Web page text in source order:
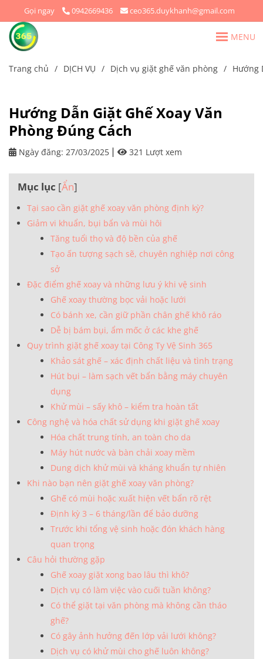
Gọi ngay 0942669436 ceo365.duykhanh@gmail.com
MENU
Trang chủ / DỊCH VỤ / Dịch vụ giặt ghế văn phòng / Hướng
Hướng Dẫn Giặt Ghế Xoay Văn
Phòng Đúng Cách
Ngày đăng: 27/03/2025 321 Lượt xem
Mục lục [Ẩn]
Tại sao cần giặt ghế xoay văn phòng định kỳ?
Giảm vi khuẩn, bụi bẩn và mùi hôi
Tăng tuổi thọ và độ bền của ghế
Tạo ấn tượng sạch sẽ, chuyên nghiệp nơi công
sở
Đặc điểm ghế xoay và những lưu ý khi vệ sinh
Ghế xoay thường bọc vải hoặc lưới
Có bánh xe, cần giữ phần chân ghế khô ráo
Dễ bị bám bụi, ẩm mốc ở các khe ghế
Quy trình giặt ghế xoay tại Công Ty Vệ Sinh 365
Khảo sát ghế – xác định chất liệu và tình trạng
Hút bụi – làm sạch vết bẩn bằng máy chuyên
dụng
Khử mùi – sấy khô – kiểm tra hoàn tất
Công nghệ và hóa chất sử dụng khi giặt ghế xoay
Hóa chất trung tính, an toàn cho da
Máy hút nước và bàn chải xoay mềm
Dung dịch khử mùi và kháng khuẩn tự nhiên
Khi nào bạn nên giặt ghế xoay văn phòng?
Ghế có mùi hoặc xuất hiện vết bẩn rõ rệt
Định kỳ 3 – 6 tháng/lần để bảo dưỡng
Trước khi tổng vệ sinh hoặc đón khách hàng
quan trọng
Câu hỏi thường gặp
Ghế xoay giặt xong bao lâu thì khô?
Dịch vụ có làm việc vào cuối tuần không?
Có thể giặt tại văn phòng mà không cần tháo
ghế?
Có gây ảnh hưởng đến lớp vải lưới không?
Dịch vụ có khử mùi cho ghế luôn không?